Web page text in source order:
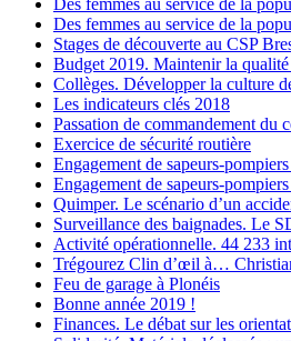
Des femmes au service de la
Des femmes au service de la
Stages de découverte au CSP
Budget 2019. Maintenir la
Collèges. Développer la culture
Les indicateurs clés 2018
Passation de commandement du
Exercice de sécurité routière
Engagement de sapeurs-
Engagement de sapeurs-
Quimper. Le scénario d’un
Surveillance des baignades. Le
Activité opérationnelle. 44 233
Trégourez Clin d’œil à…
Feu de garage à Plonéis
Bonne année 2019 !
Finances. Le débat sur les